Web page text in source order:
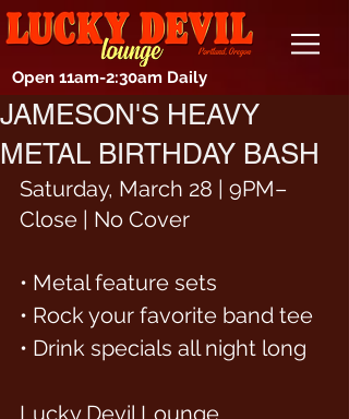
Open 11am-2:30am Daily
JAMESON'S HEAVY
METAL BIRTHDAY BASH
Saturday, March 28 | 9PM–
Close | No Cover
• Metal feature sets
• Rock your favorite band tee
• Drink specials all night long
Lucky Devil Lounge